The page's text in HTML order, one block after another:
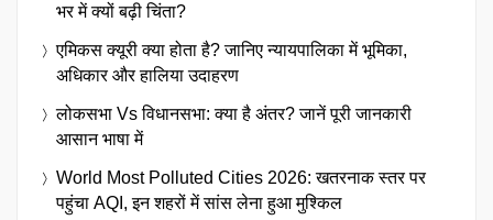
भर में क्यों बढ़ी चिंता?
एमिकस क्यूरी क्या होता है? जानिए न्यायपालिका में भूमिका,
अधिकार और हालिया उदाहरण
लोकसभा Vs विधानसभा: क्या है अंतर? जानें पूरी जानकारी
आसान भाषा में
World Most Polluted Cities 2026: खतरनाक स्तर पर
पहुंचा AQI, इन शहरों में सांस लेना हुआ मुश्किल